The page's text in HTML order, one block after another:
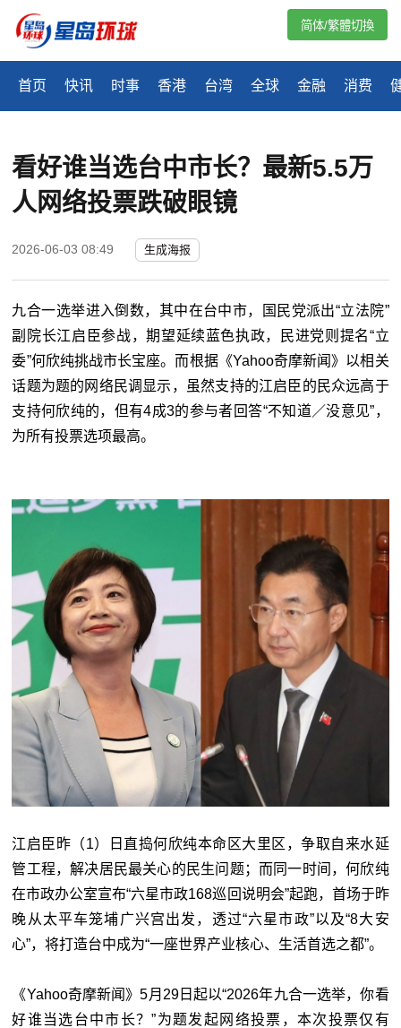
首页 快讯 时事 香港 台湾 全球 金融 消费
简体/繁體切換
看好谁当选台中市长？最新5.5万
人网络投票跌破眼镜
2026-06-03 08:49 生成海报
九合一选举进入倒数，其中在台中市，国民党派出“立法院”
副院长江启臣参战，期望延续蓝色执政，民进党则提名“立
委”何欣纯挑战市长宝座。而根据《Yahoo奇摩新闻》以相关
话题为题的网络民调显示，虽然支持的江启臣的民众远高于
支持何欣纯的，但有4成3的参与者回答“不知道／没意见”，
为所有投票选项最高。
江启臣昨（1）日直捣何欣纯本命区大里区，争取自来水延
管工程，解决居民最关心的民生问题；而同一时间，何欣纯
在市政办公室宣布“六星市政168巡回说明会”起跑，首场于昨
晚从太平车笼埔广兴宫出发，透过“六星市政”以及“8大安
心”，将打造台中成为“一座世界产业核心、生活首选之都”。
《Yahoo奇摩新闻》5月29日起以“2026年九合一选举，你看
好谁当选台中市长？”为题发起网络投票，本次投票仅有